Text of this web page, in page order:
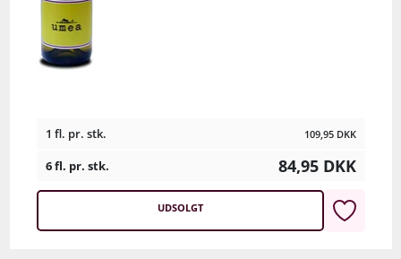
1 fl. pr. stk. 109,95 DKK
6 fl. pr. stk. 84,95 DKK
UDSOLGT